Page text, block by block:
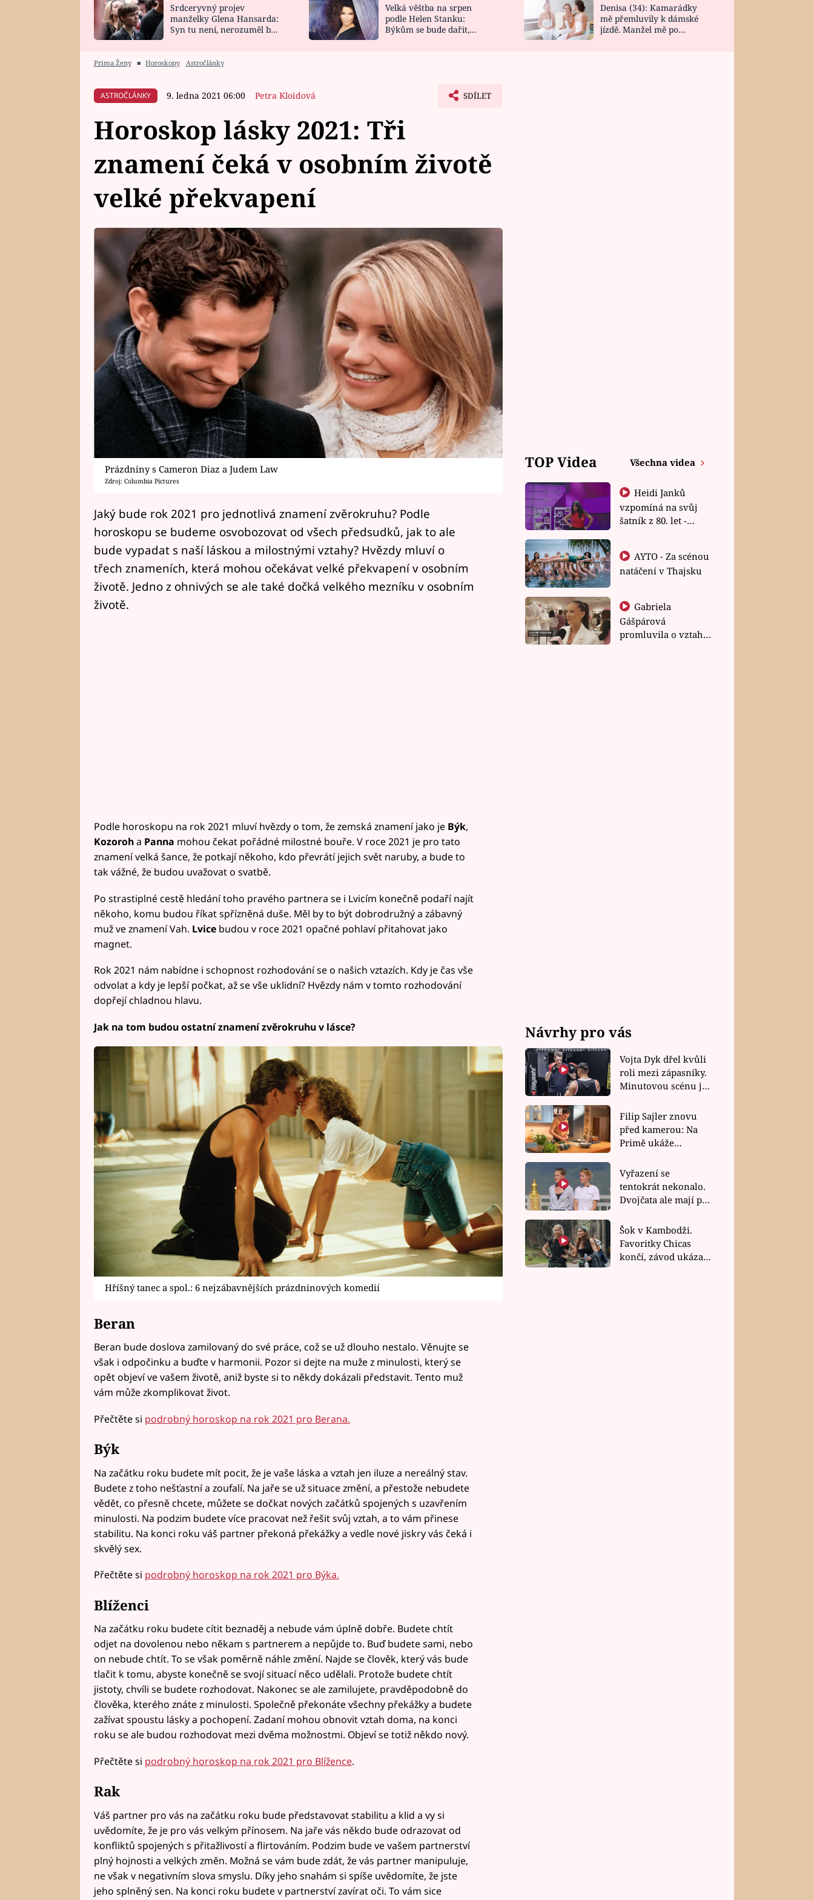
HOROSKOP NA
CELEBRITY
VAŘENÍ
NOVINKY
VIDEORECEPTY
DESIGN
Srdceryvný projev
manželky Glena Hansarda:
Syn tu není, nerozuměl by
Velká věštba na srpen
podle Helen Stanku:
Býkům se bude dařit,
Denisa (34): Kamarádky
mě přemluvily k dámské
jízdě. Manžel mě po
Prima Ženy ■ Horoskopy Astročlánky
ASTROČLÁNKY 9. ledna 2021 06:00 Petra Kloidová SDÍLET
Horoskop lásky 2021: Tři
znamení čeká v osobním životě
velké překvapení
Prázdniny s Cameron Diaz a Judem Law
Zdroj: Columbia Pictures
Jaký bude rok 2021 pro jednotlivá znamení zvěrokruhu? Podle
horoskopu se budeme osvobozovat od všech předsudků, jak to ale
bude vypadat s naší láskou a milostnými vztahy? Hvězdy mluví o
třech znameních, která mohou očekávat velké překvapení v osobním
životě. Jedno z ohnivých se ale také dočká velkého mezníku v osobním
životě.
Podle horoskopu na rok 2021 mluví hvězdy o tom, že zemská znamení jako je Býk,
Kozoroha Panna mohou čekat pořádné milostné bouře. V roce 2021 je pro tato
znamení velká šance, že potkají někoho, kdo převrátí jejich svět naruby, a bude to
tak vážné, že budou uvažovat o svatbě.
Po strastiplné cestě hledání toho pravého partnera se i Lvicím konečně podaří najít
někoho, komu budou říkat spřízněná duše. Měl by to být dobrodružný a zábavný
muž ve znamení Vah. Lvicebudou v roce 2021 opačné pohlaví přitahovat jako
magnet.
Rok 2021 nám nabídne i schopnost rozhodování se o našich vztazích. Kdy je čas vše
odvolat a kdy je lepší počkat, až se vše uklidní? Hvězdy nám v tomto rozhodování
dopřejí chladnou hlavu.
Jak na tom budou ostatní znamení zvěrokruhu v lásce?
Hříšný tanec a spol.: 6 nejzábavnějších prázdninových komedií
Beran
Beran bude doslova zamilovaný do své práce, což se už dlouho nestalo. Věnujte se
však i odpočinku a buďte v harmonii. Pozor si dejte na muže z minulosti, který se
opět objeví ve vašem životě, aniž byste si to někdy dokázali představit. Tento muž
vám může zkomplikovat život.
Přečtěte si podrobný horoskop na rok 2021 pro Berana.
Býk
Na začátku roku budete mít pocit, že je vaše láska a vztah jen iluze a nereálný stav.
Budete z toho nešťastní a zoufalí. Na jaře se už situace změní, a přestože nebudete
vědět, co přesně chcete, můžete se dočkat nových začátků spojených s uzavřením
minulosti. Na podzim budete více pracovat než řešit svůj vztah, a to vám přinese
stabilitu. Na konci roku váš partner překoná překážky a vedle nové jiskry vás čeká i
skvělý sex.
Přečtěte si podrobný horoskop na rok 2021 pro Býka.
Blíženci
Na začátku roku budete cítit beznaděj a nebude vám úplně dobře. Budete chtít
odjet na dovolenou nebo někam s partnerem a nepůjde to. Buď budete sami, nebo
on nebude chtít. To se však poměrně náhle změní. Najde se člověk, který vás bude
tlačit k tomu, abyste konečně se svojí situací něco udělali. Protože budete chtít
jistoty, chvíli se budete rozhodovat. Nakonec se ale zamilujete, pravděpodobně do
člověka, kterého znáte z minulosti. Společně překonáte všechny překážky a budete
zažívat spoustu lásky a pochopení. Zadaní mohou obnovit vztah doma, na konci
roku se ale budou rozhodovat mezi dvěma možnostmi. Objeví se totiž někdo nový.
Přečtěte si podrobný horoskop na rok 2021 pro Blížence.
Rak
Váš partner pro vás na začátku roku bude představovat stabilitu a klid a vy si
uvědomíte, že je pro vás velkým přínosem. Na jaře vás někdo bude odrazovat od
konfliktů spojených s přitažlivostí a flirtováním. Podzim bude ve vašem partnerství
plný hojnosti a velkých změn. Možná se vám bude zdát, že vás partner manipuluje,
ne však v negativním slova smyslu. Díky jeho snahám si spíše uvědomíte, že jste
jeho splněný sen. Na konci roku budete v partnerství zavírat oči. To vám sice
TOP Videa Všechna videa
Heidi Janků
vzpomíná na svůj
šatník z 80. let -
natáčení v Thajsku
Gabriela
Gášpárová
promluvila o vztahu
Návrhy pro vás
Vojta Dyk dřel kvůli
roli mezi zápasníky.
Minutovou scénu jel
Filip Sajler znovu
před kamerou: Na
Primě ukáže
rychlé recepty
Vyřazení se
tentokrát nekonalo.
Dvojčata ale mají po
závodu nůž na krku
Šok v Kambodži.
Favoritky Chicas
končí, závod ukázal